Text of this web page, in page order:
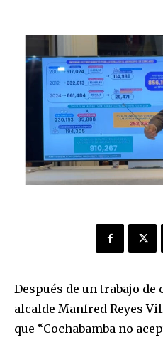
Después de un trabajo de
alcalde Manfred Reyes
que “Cochabamba no